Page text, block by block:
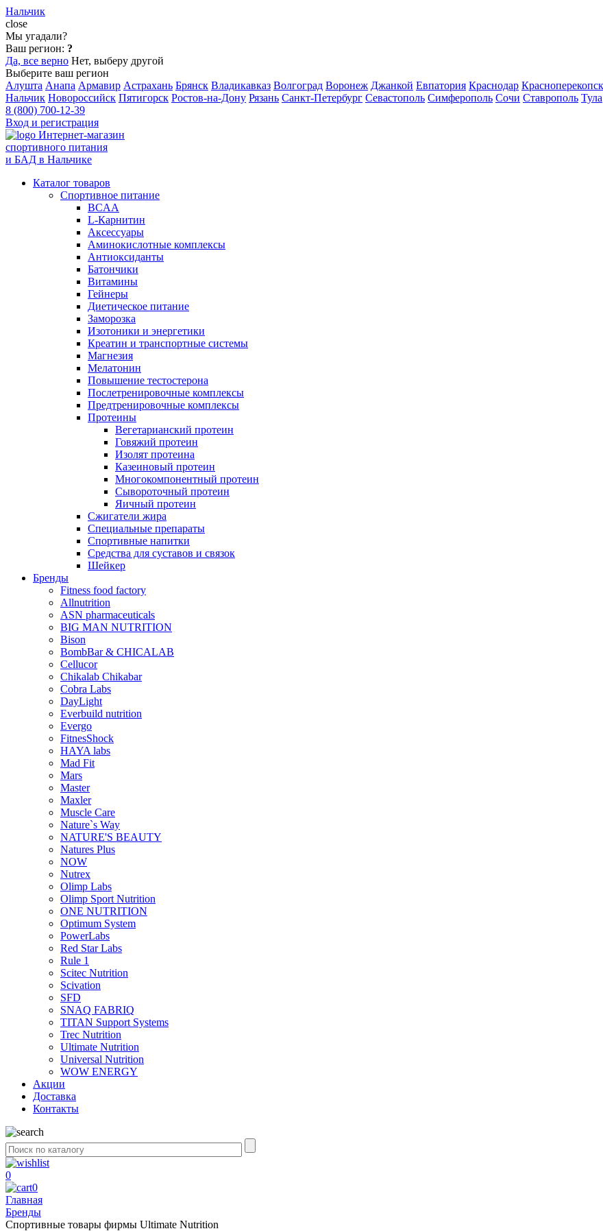
Нальчик
close
Мы угадали?
Ваш регион: ?
Да, все верно Нет, выберу другой
Выберите ваш регион
Алушта Анапа Армавир Астрахань Брянск Владикавказ Волгоград Воронеж Джанкой Евпатория Краснодар Красноперекопск
Нальчик Новороссийск Пятигорск Ростов-на-Дону Рязань Санкт-Петербург Севастополь Симферополь Сочи Ставрополь Тула
8 (800) 700-12-39
Вход и регистрация
Интернет-магазин
спортивного питания
и БАД в Нальчике
Каталог товаров
Спортивное питание
BCAA
L-Карнитин
Аксессуары
Аминокислотные комплексы
Антиоксиданты
Батончики
Витамины
Гейнеры
Диетическое питание
Заморозка
Изотоники и энергетики
Креатин и транспортные системы
Магнезия
Мелатонин
Повышение тестостерона
Послетренировочные комплексы
Предтренировочные комплексы
Протеины
Вегетарианский протеин
Говяжий протеин
Изолят протеина
Казеиновый протеин
Многокомпонентный протеин
Сывороточный протеин
Яичный протеин
Сжигатели жира
Специальные препараты
Спортивные напитки
Средства для суставов и связок
Шейкер
Бренды
Fitness food factory
Allnutrition
ASN pharmaceuticals
BIG MAN NUTRITION
Bison
BombBar & CHICALAB
Cellucor
Chikalab Chikabar
Cobra Labs
DayLight
Everbuild nutrition
Evergo
FitnesShock
HAYA labs
Mad Fit
Mars
Master
Maxler
Muscle Care
Nature`s Way
NATURE'S BEAUTY
Natures Plus
NOW
Nutrex
Olimp Labs
Olimp Sport Nutrition
ONE NUTRITION
Optimum System
PowerLabs
Red Star Labs
Rule 1
Scitec Nutrition
Scivation
SFD
SNAQ FABRIQ
TITAN Support Systems
Trec Nutrition
Ultimate Nutrition
Universal Nutrition
WOW ENERGY
Акции
Доставка
Контакты
0
0
Главная
Бренды
Спортивные товары фирмы Ultimate Nutrition